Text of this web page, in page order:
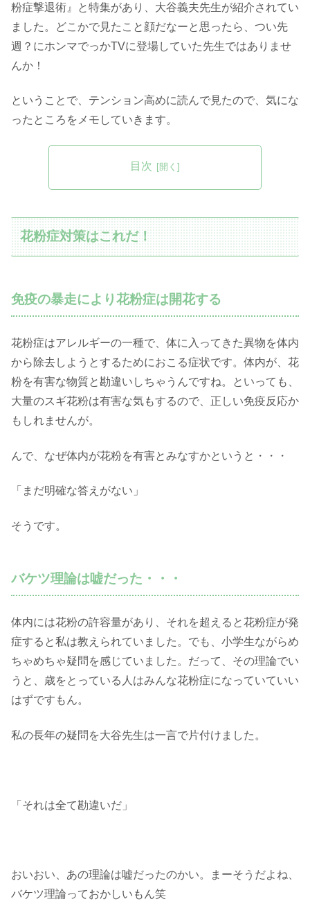
粉症撃退術』と特集があり、大谷義夫先生が紹介されてい
ました。どこかで見たこと顔だなーと思ったら、つい先
週？にホンマでっかTVに登場していた先生ではありませ
んか！
ということで、テンション高めに読んで見たので、気にな
ったところをメモしていきます。
目次
花粉症対策はこれだ！
免疫の暴走により花粉症は開花する
花粉症はアレルギーの一種で、体に入ってきた異物を体内
から除去しようとするためにおこる症状です。体内が、花
粉を有害な物質と勘違いしちゃうんですね。といっても、
大量のスギ花粉は有害な気もするので、正しい免疫反応か
もしれませんが。
んで、なぜ体内が花粉を有害とみなすかというと・・・
「まだ明確な答えがない」
そうです。
バケツ理論は嘘だった・・・
体内には花粉の許容量があり、それを超えると花粉症が発
症すると私は教えられていました。でも、小学生ながらめ
ちゃめちゃ疑問を感じていました。だって、その理論でい
うと、歳をとっている人はみんな花粉症になっていていい
はずですもん。
私の長年の疑問を大谷先生は一言で片付けました。
「それは全て勘違いだ」
おいおい、あの理論は嘘だったのかい。まーそうだよね、
バケツ理論っておかしいもん笑